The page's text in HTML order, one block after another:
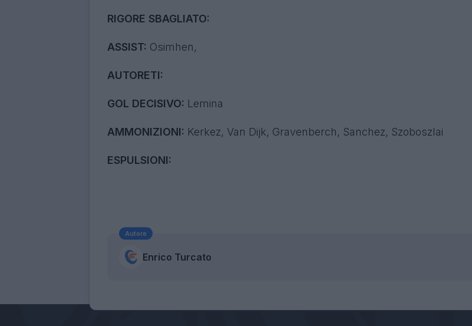
RIGORE SBAGLIATO:
ASSIST: Osimhen,
AUTORETI:
GOL DECISIVO: Lemina
AMMONIZIONI: Kerkez, Van Dijk, Gravenberch, Sanchez, Szoboszlai
ESPULSIONI:
Autore
Enrico Turcato